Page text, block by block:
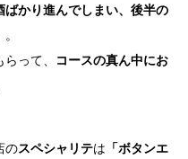
ばかり進んでしまい、後半の
。
って、
コースの真ん中にお
のスペシャリテは 「ボタンエ